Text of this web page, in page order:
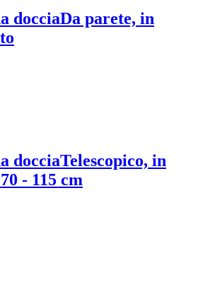
docciaDa parete, in
docciaTelescopico, in
- 115 cm